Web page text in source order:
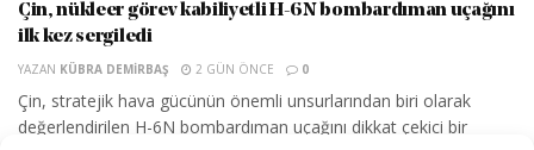
Çin, nükleer görev kabiliyetli H-6N bombardıman uçağını
ilk kez sergiledi
YAZAN KÜBRA DEMIRBAŞ 2 GÜN ÖNCE 0
Çin, stratejik hava gücünün önemli unsurlarından biri olarak
değerlendirilen H-6N bombardıman uçağını dikkat çekici bir